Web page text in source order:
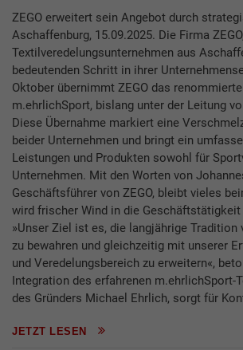
ZEGO erweitert sein Angebot durch
Aschaffenburg, 15.09.2025. Die Firma
Textilveredelungsunternehmen aus
bedeutenden Schritt in ihrer
Oktober übernimmt ZEGO das
m.ehrlichSport, bislang unter der Leitung
Diese Übernahme markiert eine
beider Unternehmen und bringt ein
Leistungen und Produkten sowohl für
Unternehmen. Mit den Worten von
Geschäftsführer von ZEGO, bleibt vieles
wird frischer Wind in die Geschäftstätigkeit
»Unser Ziel ist es, die langjährige
zu bewahren und gleichzeitig mit unserer
und Veredelungsbereich zu erweitern«,
Integration des erfahrenen m.ehrlichSport-
des Gründers Michael Ehrlich, sorgt für
JETZT LESEN